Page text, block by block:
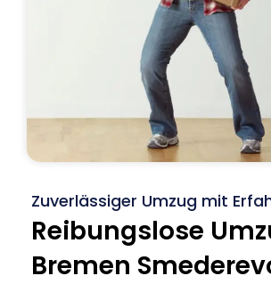
Zuverlässiger Umzug mit
Reibungslose
Bremen